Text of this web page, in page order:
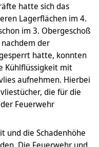
hatte sich das
Lagerflächen im 4.
im 3. Obergeschoß
der
hatte, konnten
Kühlflüssigkeit mit
aufnehmen. Hierbei
die für die
Feuerwehr
und die Schadenhöhe